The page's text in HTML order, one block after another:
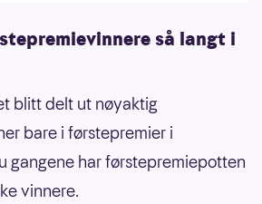
så langt i
blitt delt ut nøyaktig
bare i førstepremier i
gangene har førstepremiepotten
vinnere.